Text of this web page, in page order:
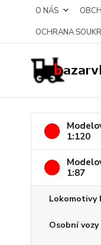
O NÁS
OCHRANA
1:120
1:87
Lokomotivy
Osobní vozy